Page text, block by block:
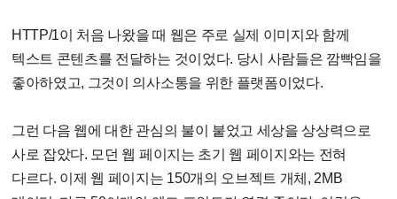
HTTP/1이 처음 나왔을 때 웹은 주로 실제 이미지와 함께
텍스트 콘텐츠를 전달하는 것이었다. 당시 사람들은 깜빡임을
좋아하였고, 그것이 의사소통을 위한 플랫폼이었다.
그런 다음 웹에 대한 관심의 불이 붙었고 세상을 상상력으로
사로 잡았다. 모던 웹 페이지는 초기 웹 페이지와는 전혀
다르다. 이제 웹 페이지는 150개의 오브젝트 개체, 2MB